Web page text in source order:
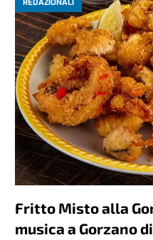
REDAZIONALI
Fritto Misto alla
musica a Gorzano